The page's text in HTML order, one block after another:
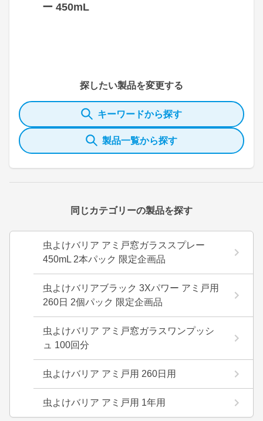
ー 450mL
探したい製品を変更する
キーワードから探す
製品一覧から探す
同じカテゴリーの製品を探す
虫よけバリア アミ戸窓ガラススプレー
450mL 2本パック 限定企画品
虫よけバリアブラック 3Xパワー アミ戸用
260日 2個パック 限定企画品
虫よけバリア アミ戸窓ガラスワンプッシ
ュ 100回分
虫よけバリア アミ戸用 260日用
虫よけバリア アミ戸用 1年用